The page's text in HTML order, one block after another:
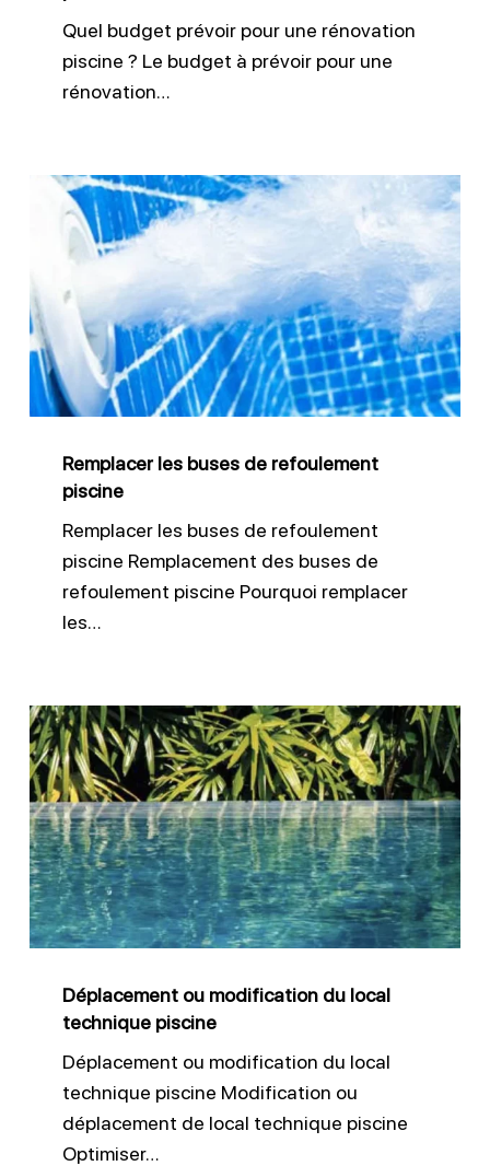
Quel budget prévoir pour une rénovation
piscine ? Le budget à prévoir pour une
rénovation…
Remplacer
buses
de
refoulement
piscine
Remplacer les buses de refoulement
piscine
Remplacer les buses de refoulement
piscine Remplacement des buses de
refoulement piscine Pourquoi remplacer
les…
Déplacement
ou
modification
du
local
technique
piscine
Déplacement ou modification du local
technique piscine
Déplacement ou modification du local
technique piscine Modification ou
déplacement de local technique piscine
Optimiser…